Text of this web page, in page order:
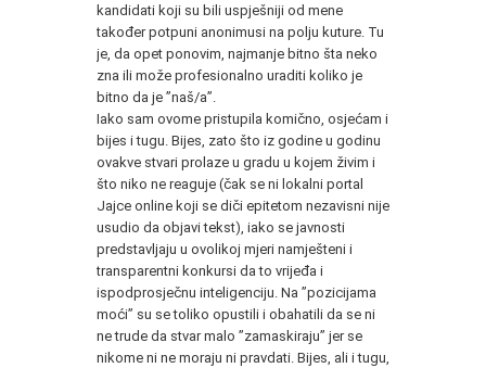
kandidati koji su bili uspješniji od mene
također potpuni anonimusi na polju kuture. Tu
je, da opet ponovim, najmanje bitno šta neko
zna ili može profesionalno uraditi koliko je
bitno da je ”naš/a”.
Iako sam ovome pristupila komično, osjećam i
bijes i tugu. Bijes, zato što iz godine u godinu
ovakve stvari prolaze u gradu u kojem živim i
što niko ne reaguje (čak se ni lokalni portal
Jajce online koji se diči epitetom nezavisni nije
usudio da objavi tekst), iako se javnosti
predstavljaju u ovolikoj mjeri namješteni i
transparentni konkursi da to vrijeđa i
ispodprosječnu inteligenciju. Na ”pozicijama
moći” su se toliko opustili i obahatili da se ni
ne trude da stvar malo ”zamaskiraju” jer se
nikome ni ne moraju ni pravdati. Bijes, ali i tugu,